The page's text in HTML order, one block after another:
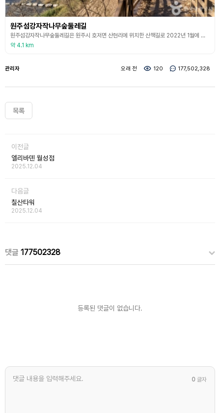
원주섬강자작나무숲둘레길
원주섬강자작나무숲둘레길은 원주시 호저면 산현리에 위치한 산책길로 2022년 1월에 정식으로 개방하였다. 이 곳은 원주이씨 종중에서 소유하고 있던 임야 약 16만4천평 중 원주시가 휴식과 치유의 공간으로 조성하고자 공식적으로 요청·협의하여 자작나무 중점 서식지 약 3만평에 조성된 원주 유일의 섬강 자작나무 둘레길이다. 칠봉체육공원에서 시작하여 총 거리 4km, 소요 시간은 대략 80분 정도의 둘레길은 초입의 데크길과 중간중간 휴게공간을 조성한 명품 둘레길
약 4.1 km
관리자 오래 전 120 177,502,328
목록
이전글
엘리바덴 월성점
2025.12.04
다음글
칠산타워
2025.12.04
댓글 177502328
등록된 댓글이 없습니다.
0 글자